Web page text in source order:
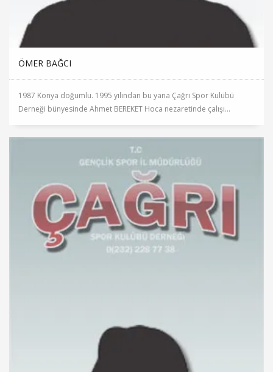
ÖMER BAĞCI
1987 Konya doğumlu. 1995 yılından bu yana Çağrı Spor Kulübü
Derneği bünyesinde Ahmet BEREKET Hoca nezaretinde çalışı...